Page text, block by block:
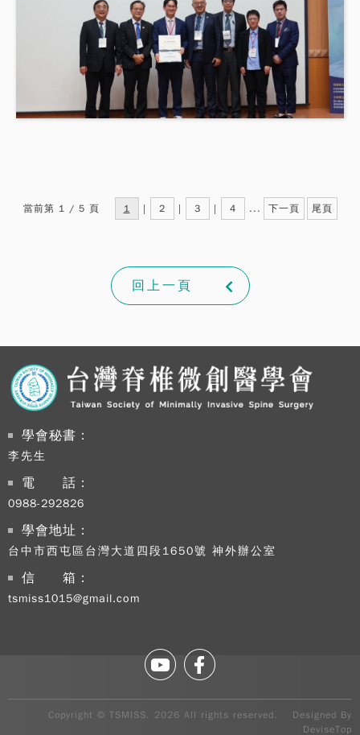
當前第 1 / 5 頁 1 | 2 | 3 | 4 ... 下一頁 尾頁
回上一頁
學會秘書：
李先生
電 話：
0988-292826
學會地址：
台中市西屯區台灣大道四段1650號 神外辦公室
信 箱：
tsmiss1015@gmail.com
Copyright © TSMISS. 2026 All rights reserved. Designed By
DeviseTop